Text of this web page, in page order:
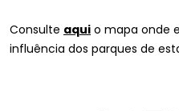
Consulte aqui o mapa onde
influência dos parques de